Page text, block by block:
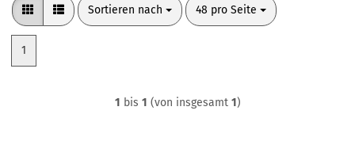
Sortieren nach
Sortieren nach 48 pro Seite
pro Seite
1
1 bis 1 (von insgesamt 1)